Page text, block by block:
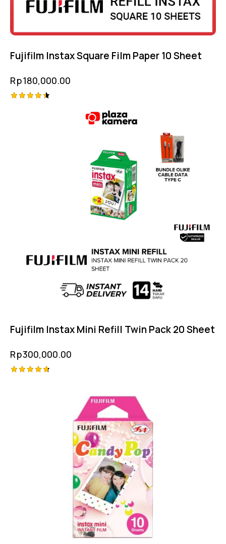
Fujifilm Instax Square Film Paper 10 Sheet
Rp180,000.00
Fujifilm Instax Mini Refill Twin Pack 20 Sheet
Rp300,000.00